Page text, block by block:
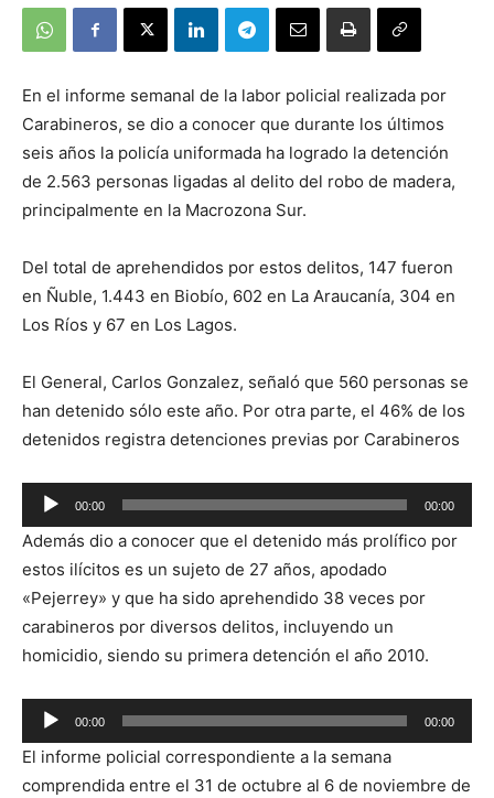
En el informe semanal de la labor policial realizada por
Carabineros, se dio a conocer que durante los últimos
seis años la policía uniformada ha logrado la detención
de 2.563 personas ligadas al delito del robo de madera,
principalmente en la Macrozona Sur.
Del total de aprehendidos por estos delitos, 147 fueron
en Ñuble, 1.443 en Biobío, 602 en La Araucanía, 304 en
Los Ríos y 67 en Los Lagos.
El General, Carlos Gonzalez, señaló que 560 personas se
han detenido sólo este año. Por otra parte, el 46% de los
detenidos registra detenciones previas por Carabineros
Reproductor
de
audio
00:00 00:00
Además dio a conocer que el detenido más prolífico por
estos ilícitos es un sujeto de 27 años, apodado
«Pejerrey» y que ha sido aprehendido 38 veces por
carabineros por diversos delitos, incluyendo un
homicidio, siendo su primera detención el año 2010.
Reproductor
de
audio
00:00 00:00
El informe policial correspondiente a la semana
comprendida entre el 31 de octubre al 6 de noviembre de